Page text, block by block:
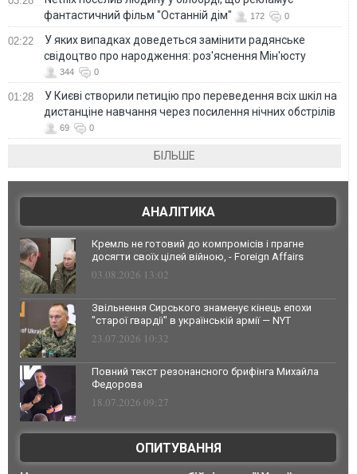
фантастичний фільм "Останній дім"
172 0
02:22
У яких випадках доведеться замінити радянське
свідоцтво про народження: роз'яснення Мін'юсту
344 0
01:28
У Києві створили петицію про переведення всіх шкіл на
дистанціне навчання через посилення нічних обстрілів
69 0
БІЛЬШЕ
АНАЛІТИКА
Кремль не готовий до компромісів і прагне
досягти своїх цілей війною, - Foreign Affairs
03.08.2026 13:02
Звільнення Сирського знаменує кінець епохи
"старої гвардії" в українській армії — NYT
23.07.2026 10:32
Повний текст резонансного брифінга Михайла
Федорова
18.07.2026 09:27
ОПИТУВАННЯ